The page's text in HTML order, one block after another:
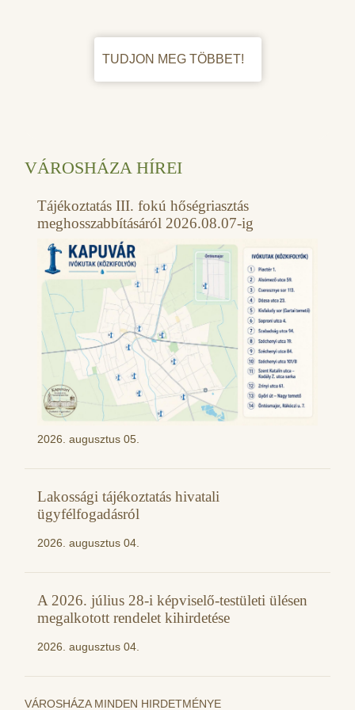
TUDJON MEG TÖBBET!
VÁROSHÁZA HÍREI
Tájékoztatás III. fokú hőségriasztás
meghosszabbításáról 2026.08.07-ig
2026. augusztus 05.
Lakossági tájékoztatás hivatali
ügyfélfogadásról
2026. augusztus 04.
A 2026. július 28-i képviselő-testületi ülésen
megalkotott rendelet kihirdetése
2026. augusztus 04.
VÁROSHÁZA MINDEN HIRDETMÉNYE